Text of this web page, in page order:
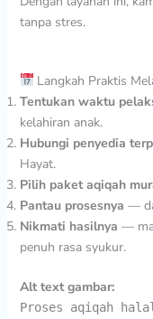
tanpa stres.
Langkah Praktis
Tentukan waktu
kelahiran anak.
Hubungi penyedia
Hayat.
Pilih paket aqiqah
Pantau prosesnya —
Nikmati hasilnya —
penuh rasa syukur.
Alt text gambar:
Proses aqiqah